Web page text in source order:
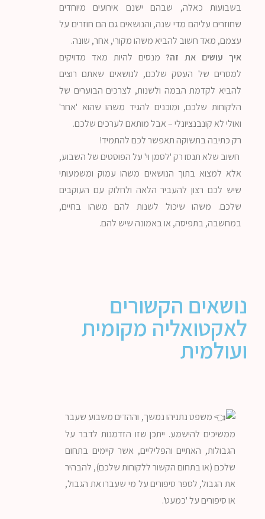
בשבועות כאלה, שבהם ישנם אירועים מיוחדים
שחוזרים עליהם מדי שנה, והנושאים גם הם חוזרים על
עצמם, מאד חשוב להביא משהו מקורי, אחר, שונה.
איך עושים את זה?מנסים להיות מאד מדויקים
למסרים של העסק שלכם, לנושאים שאתם רוצים
להביא לקדמת הבמה ולשנות, לצרכים הבוערים של
הלקוחות שלכם, ומוכנים להגיד משהו שהוא 'אחר'
ואולי לא קונבנציונלי – אבל מותאם לערכים שלכם.
רק כתיבה בתשוקה תאפשר לכם להתמיד!
חשוב שלא תנסו רק 'לסמן וי' על הפוסטים של השבוע,
אלא למצוא בתוך הנושאים משהו עמוק ומשמעותי
שיש לכם רצון להעביר הלאה ולחלוק עם העוקבים
שלכם. משהו שיכול לשנות להם משהו בחיים,
במחשבה, בתפיסה, או באמונה שיש להם.
נושאים הקשורים
לאקטואליה מקומית
ועולמית
משפט נתניהו נמשך, וההדים משבוע שעבר
ממשיכים להישמע. ייתכן שזו הזדמנות לדבר על
הגבולות, האתיים והפליליים, אשר קיימים בתחום
שלכם (או בתחום הקשור ללקוחות שלכם), להבהיר
את הגבול, לספר סיפורים על מי שעברו את הגבול,
או סיפורים על 'כמעט'.